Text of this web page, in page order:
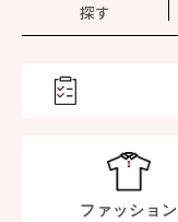
探す
ファッション